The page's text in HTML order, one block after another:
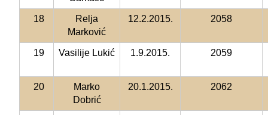
18
Relja
Marković
12.2.2015. 2058
19 Vasilije Lukić 1.9.2015. 2059
20
Marko
Dobrić
20.1.2015. 2062